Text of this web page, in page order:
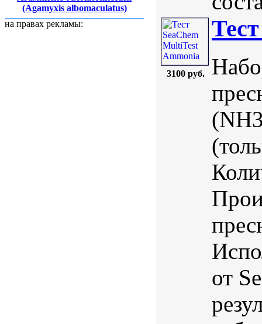
(Agamyxis albomaculatus)
на правах рекламы:
3100 руб.
от